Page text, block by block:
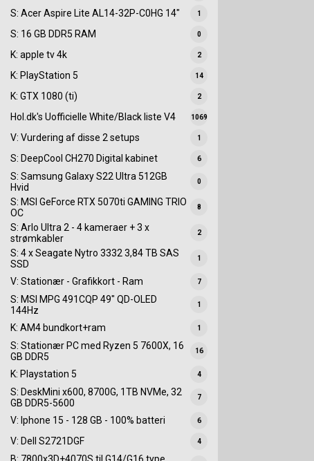
S: Acer Aspire Lite AL14-32P-C0HG 14" 1
S: 16 GB DDR5 RAM 0
K: apple tv 4k 2
K: PlayStation 5 14
K: GTX 1080 (ti) 2
Hol.dk's Uofficielle White/Black liste V4 1069
V: Vurdering af disse 2 setups 1
S: DeepCool CH270 Digital kabinet 6
S: Samsung Galaxy S22 Ultra 512GB
Hvid
0
S: MSI GeForce RTX 5070ti GAMING TRIO
OC
8
S: Arlo Ultra 2 - 4 kameraer + 3 x
strømkabler
2
S: 4 x Seagate Nytro 3332 3,84 TB SAS
SSD
1
V: Stationær - Grafikkort - Ram 7
S: MSI MPG 491CQP 49" QD-OLED
144Hz
1
K: AM4 bundkort+ram 1
S: Stationær PC med Ryzen 5 7600X, 16
GB DDR5
16
K: Playstation 5 4
S: DeskMini x600, 8700G, 1TB NVMe, 32
GB DDR5-5600
7
V: Iphone 15 - 128 GB - 100% batteri 6
V: Dell S2721DGF 4
B: 7800x3D+4070S til G14/G16 type